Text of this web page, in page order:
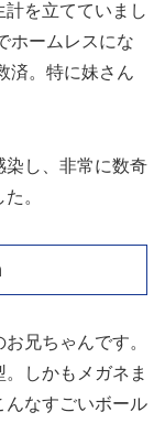
を立てていまし
ホームレスにな
済。特に妹さん
し、非常に数奇
。
兄ちゃんです。
しかもメガネま
んなすごいボール